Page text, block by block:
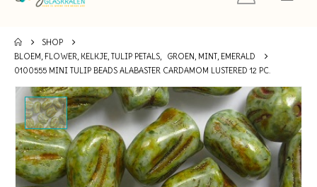
SHOP
BLOEM, FLOWER, KELKJE, TULIP PETALS,
GROEN, MINT, EMERALD
0100555 MINI TULIP BEADS ALABASTER CARDAMOM LUSTERED 12 PC.